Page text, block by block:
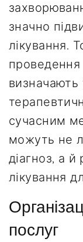
значно
лікування.
проведення
визначають
сучасним
можуть не
діагноз, а
лікування
послуг